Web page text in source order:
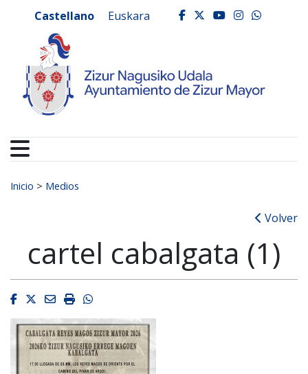
Ayuntamiento de
Castellano Euskara facebook
twitter
youtube
Buscar:
Inicio > Medios
Volver
cartel cabalgata (1)
Facebook
Twitter
EmailImprimirWhatsapp